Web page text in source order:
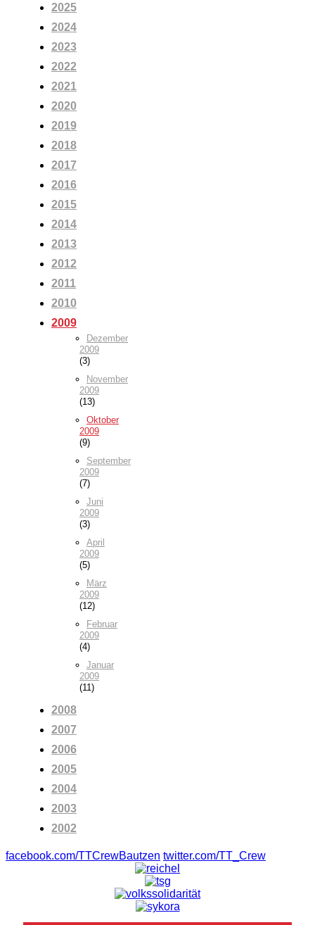
2025
2024
2023
2022
2021
2020
2019
2018
2017
2016
2015
2014
2013
2012
2011
2010
2009
Dezember
2009
(3)
November
2009
(13)
Oktober
2009
(9)
September
2009
(7)
Juni
2009
(3)
April
2009
(5)
März
2009
(12)
Februar
2009
(4)
Januar
2009
(11)
2008
2007
2006
2005
2004
2003
2002
facebook.com/TTCrewBautzen twitter.com/TT_Crew